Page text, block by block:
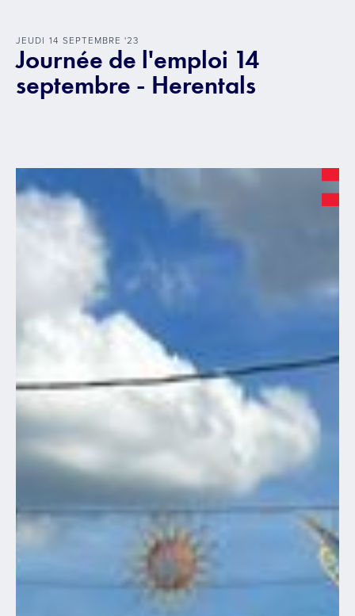
JEUDI 14 SEPTEMBRE '23
Journée de l'emploi 14
septembre - Herentals